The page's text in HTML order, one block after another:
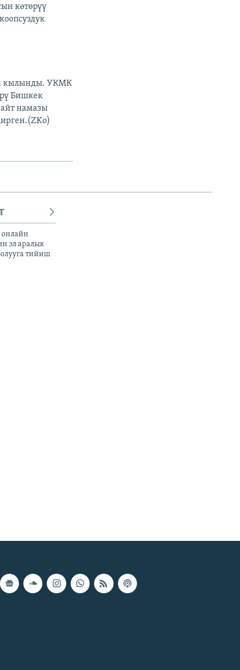
көтөрүү
кылынды. УКМК
Бишкек
намазы
онлайн
эл аралык
тийиш